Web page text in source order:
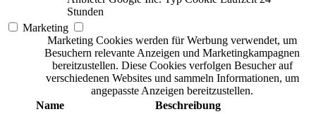
Stunden
Marketing
Marketing Cookies werden für Werbung verwendet, um
Besuchern relevante Anzeigen und Marketingkampagnen
bereitzustellen. Diese Cookies verfolgen Besucher auf
verschiedenen Websites und sammeln Informationen, um
angepasste Anzeigen bereitzustellen.
Name
Beschreibung